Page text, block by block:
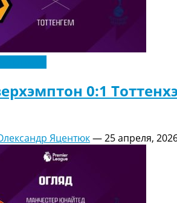
0:1
Яцентюк—25 апреля,